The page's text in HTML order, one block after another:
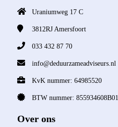
Uraniumweg 17 C
3812RJ Amersfoort
033 432 87 70
info@deduurzameadviseurs.nl
KvK nummer: 64985520
BTW nummer: 855934608B01
Over ons